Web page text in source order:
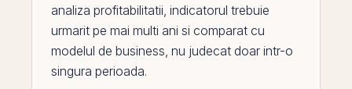
analiza profitabilitatii, indicatorul trebuie
urmarit pe mai multi ani si comparat cu
modelul de business, nu judecat doar intr-o
singura perioada.